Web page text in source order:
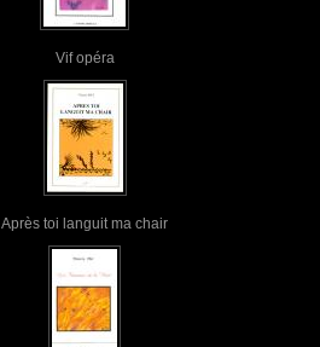
Vif opéra
Après toi languit ma chair